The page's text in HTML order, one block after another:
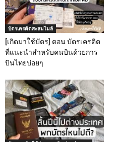
บัตรเครดิตสะสมไมล์
[เกิดมาใช้บัตร] ตอน บัตรเครดิต
ที่แนะนำสำหรับคนบินด้วยการ
บินไทยบ่อยๆ